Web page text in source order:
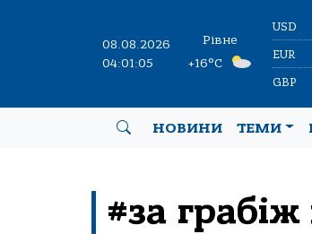
08.08.2026
04:01:05
Рівне
+16°C
USD
EUR
GBP
НОВИНИ ТЕМИ
#за